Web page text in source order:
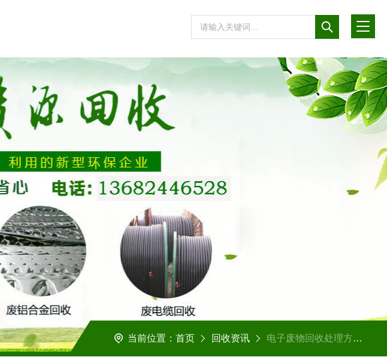
当前位置： 首页 回收资讯 电子废物回收处理方法有哪些？